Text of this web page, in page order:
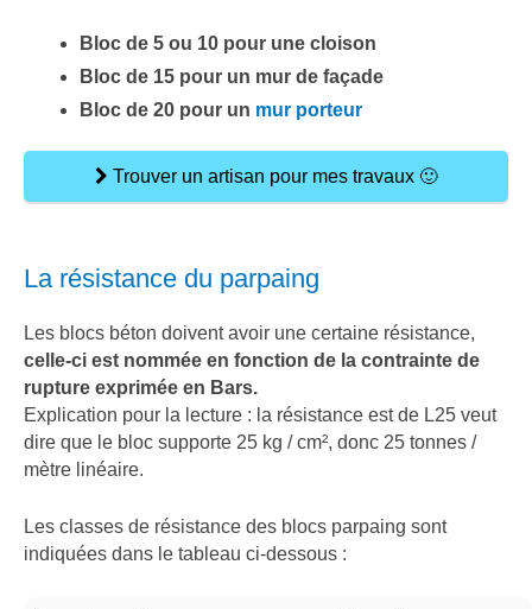
Bloc de 5 ou 10 pour une cloison
Bloc de 15 pour un mur de façade
Bloc de 20 pour un mur porteur
Trouver un artisan pour mes travaux 🙂
La résistance du parpaing
Les blocs béton doivent avoir une certaine résistance,
celle-ci est nommée en fonction de la contrainte de
rupture exprimée en Bars.
Explication pour la lecture : la résistance est de L25 veut
dire que le bloc supporte 25 kg / cm², donc 25 tonnes /
mètre linéaire.
Les classes de résistance des blocs parpaing sont
indiquées dans le tableau ci-dessous :